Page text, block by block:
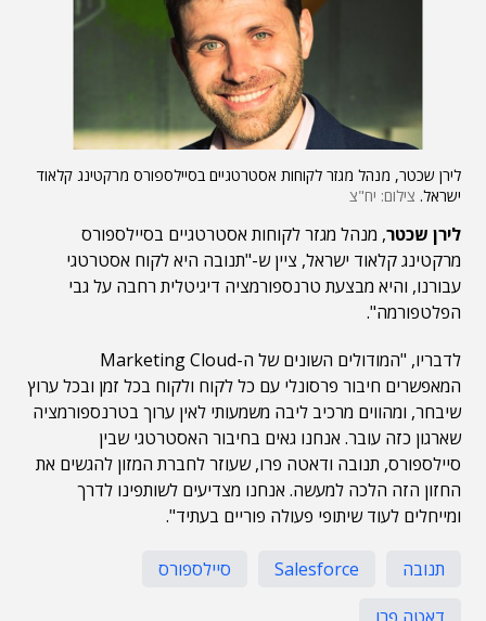
לירן שכטר, מנהל מגזר לקוחות אסטרטגיים בסיילספורס מרקטינג קלאוד
ישראל. צילום: יח"צ
לירן שכטר, מנהל מגזר לקוחות אסטרטגיים בסיילספורס
מרקטינג קלאוד ישראל, ציין ש-"תנובה היא לקוח אסטרטגי
עבורנו, והיא מבצעת טרנספורמציה דיגיטלית רחבה על גבי
הפלטפורמה".
לדבריו, "המודולים השונים של ה-Marketing Cloud
המאפשרים חיבור פרסונלי עם כל לקוח ולקוח בכל זמן ובכל ערוץ
שיבחר, ומהווים מרכיב ליבה משמעותי לאין ערוך בטרנספורמציה
שארגון כזה עובר. אנחנו גאים בחיבור האסטרטגי שבין
סיילספורס, תנובה ודאטה פרו, שעוזר לחברת המזון להגשים את
החזון הזה הלכה למעשה. אנחנו מצדיעים לשותפינו לדרך
ומייחלים לעוד שיתופי פעולה פוריים בעתיד".
תנובה Salesforce
סיילספורס